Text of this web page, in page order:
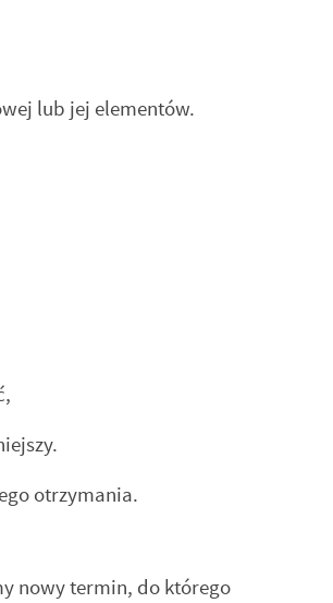
lub jej elementów.
otrzymania.
nowy termin, do którego